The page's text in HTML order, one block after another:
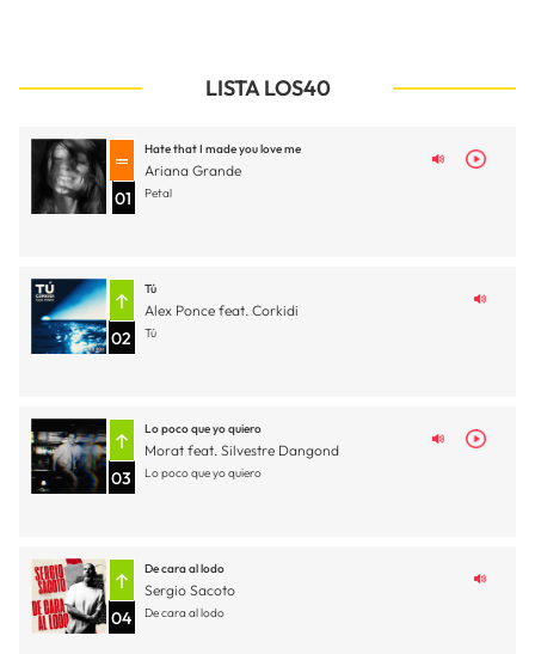
LISTA LOS40
01
Hate that I made you love me
Ariana Grande
Petal
02
Tú
Alex Ponce feat. Corkidi
Tú
03
Lo poco que yo quiero
Morat feat. Silvestre Dangond
Lo poco que yo quiero
04
De cara al lodo
Sergio Sacoto
De cara al lodo